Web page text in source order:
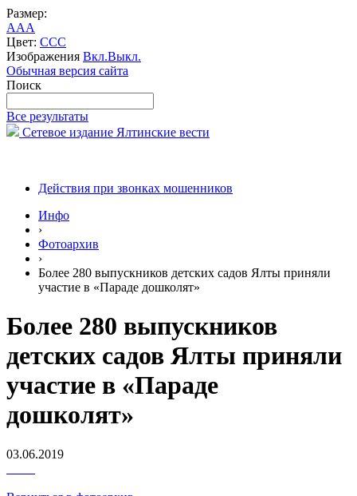
Размер:
AAA
Цвет: CCC
Изображения Вкл.Выкл.
Обычная версия сайта
Поиск
Все результаты
Сетевое издание Ялтинские вести
Действия при звонках мошенников
Инфо
›
Фотоархив
›
Более 280 выпускников детских садов Ялты приняли
участие в «Параде дошколят»
Более 280 выпускников
детских садов Ялты приняли
участие в «Параде
дошколят»
03.06.2019